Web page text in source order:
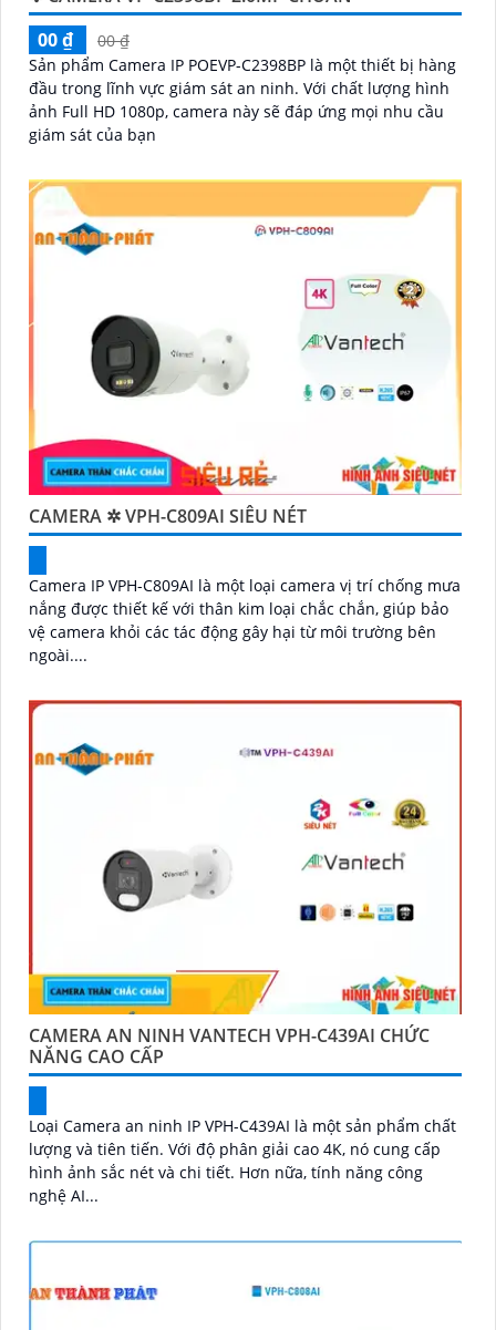
00 ₫
00 ₫
Sản phẩm Camera IP POEVP-C2398BP là một thiết bị hàng
đầu trong lĩnh vực giám sát an ninh. Với chất lượng hình
ảnh Full HD 1080p, camera này sẽ đáp ứng mọi nhu cầu
giám sát của bạn
CAMERA ✲ VPH-C809AI SIÊU NÉT
Camera IP VPH-C809AI là một loại camera vị trí chống mưa
nắng được thiết kế với thân kim loại chắc chắn, giúp bảo
vệ camera khỏi các tác động gây hại từ môi trường bên
ngoài....
CAMERA AN NINH VANTECH VPH-C439AI CHỨC
NĂNG CAO CẤP
Loại Camera an ninh IP VPH-C439AI là một sản phẩm chất
lượng và tiên tiến. Với độ phân giải cao 4K, nó cung cấp
hình ảnh sắc nét và chi tiết. Hơn nữa, tính năng công
nghệ AI...